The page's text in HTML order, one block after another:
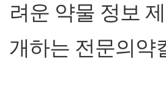
려운 약물 정보
개하는 전문의약